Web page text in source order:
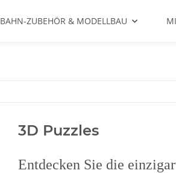
BAHN-ZUBEHÖR & MODELLBAU
3D Puzzles
Entdecken Sie die